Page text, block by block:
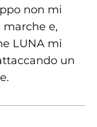
non mi
e,
LUNA mi
un